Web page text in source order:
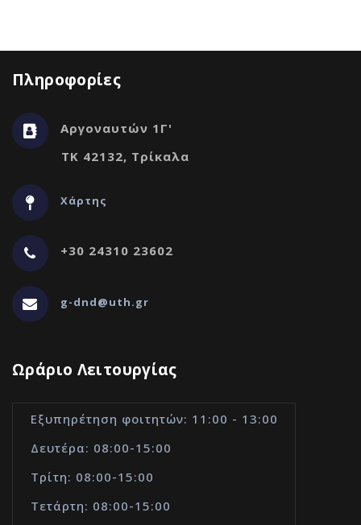
Πληροφορίες
Αργοναυτών 1Γ'
ΤΚ 42132, Τρίκαλα
Χάρτης
+30 24310 23602
g-dnd@uth.gr
Ωράριο Λειτουργίας
Εξυπηρέτηση φοιτητών: 11:00 - 13:00
Δευτέρα: 08:00-15:00
Τρίτη: 08:00-15:00
Τετάρτη: 08:00-15:00